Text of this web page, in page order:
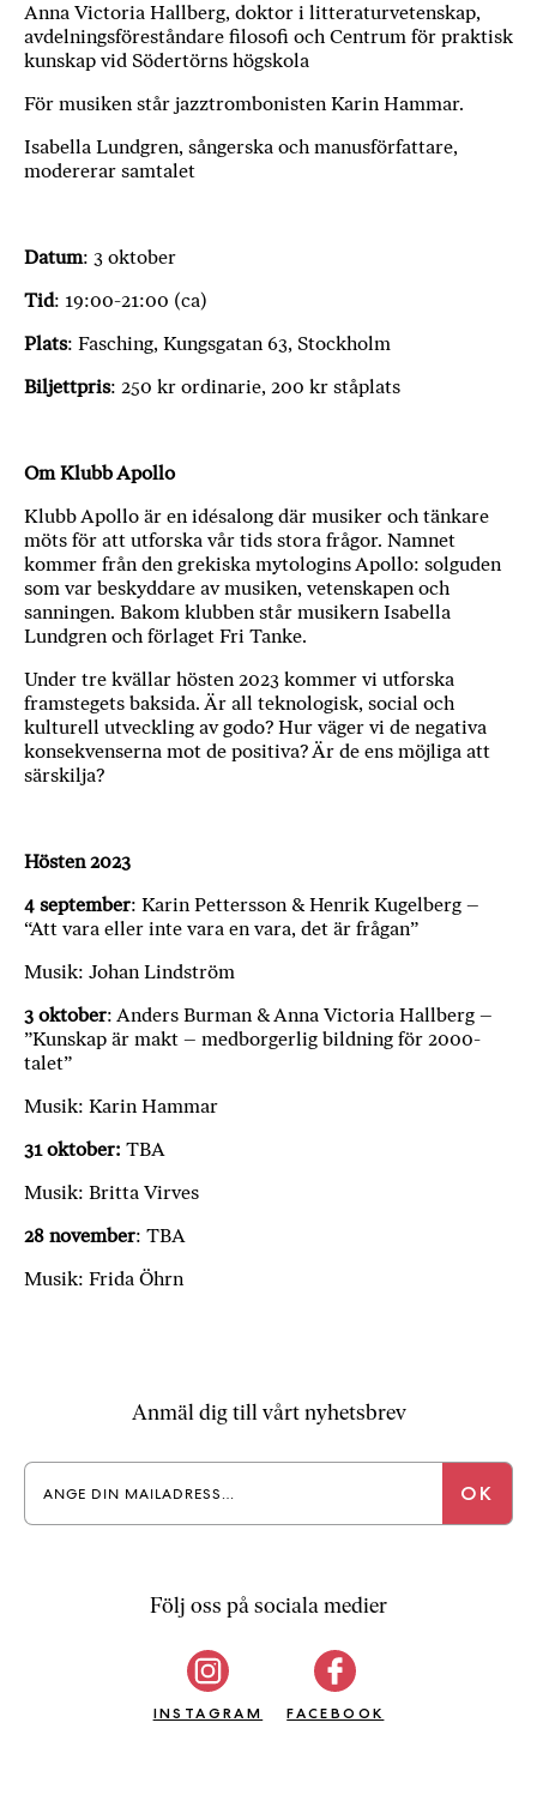
Anna Victoria Hallberg, doktor i litteraturvetenskap,
avdelningsföreståndare filosofi och Centrum för praktisk
kunskap vid Södertörns högskola
För musiken står jazztrombonisten Karin Hammar.
Isabella Lundgren, sångerska och manusförfattare,
modererar samtalet
Datum: 3 oktober
Tid: 19:00-21:00 (ca)
Plats: Fasching, Kungsgatan 63, Stockholm
Biljettpris: 250 kr ordinarie, 200 kr ståplats
Om Klubb Apollo
Klubb Apollo är en idésalong där musiker och tänkare
möts för att utforska vår tids stora frågor. Namnet
kommer från den grekiska mytologins Apollo: solguden
som var beskyddare av musiken, vetenskapen och
sanningen. Bakom klubben står musikern Isabella
Lundgren och förlaget Fri Tanke.
Under tre kvällar hösten 2023 kommer vi utforska
framstegets baksida. Är all teknologisk, social och
kulturell utveckling av godo? Hur väger vi de negativa
konsekvenserna mot de positiva? Är de ens möjliga att
särskilja?
Hösten 2023
4 september: Karin Pettersson & Henrik Kugelberg –
“Att vara eller inte vara en vara, det är frågan”
Musik: Johan Lindström
3 oktober: Anders Burman & Anna Victoria Hallberg –
”Kunskap är makt – medborgerlig bildning för 2000-
talet”
Musik: Karin Hammar
31 oktober: TBA
Musik: Britta Virves
28 november: TBA
Musik: Frida Öhrn
Anmäl dig till vårt nyhetsbrev
Följ oss på sociala medier
INSTAGRAM FACEBOOK